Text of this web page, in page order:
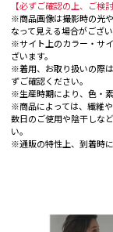
【必ずご確認の上、ご検
※商品画像は撮影時の光
なって見える場合がござい
※サイト上のカラー・サ
ざいます。
※着用、お取り扱いの際
ずご確認ください。
※生産時期により、色・
※商品によっては、繊維
数日のご使用や陰干しな
い。
※通販の特性上、到着時